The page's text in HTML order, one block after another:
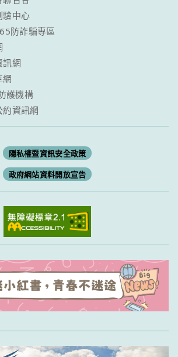
驗中心
防詐騙專區
訊網
網
護機構
約資訊網
隱私權暨資訊安全政策
政府網站資料開放宣告